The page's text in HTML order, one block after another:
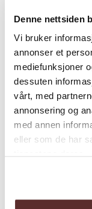
Denne nettsiden
Vi bruker
annonser et
mediefunksjoner
dessuten
vårt, med
annonsering og
med annen
eller som de har
til foten av
ekstra
med
brevandring
Hjå Buer
mennesker
høglandsfe,
kjellaren
gjennom eit